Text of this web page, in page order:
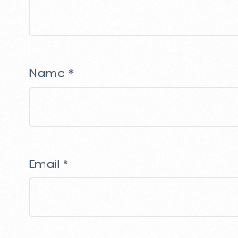
Name *
Email *